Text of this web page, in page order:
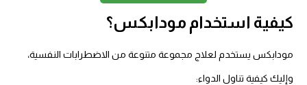
كيفية استخدام مودابكس؟
مودابكس يستخدم لعلاج مجموعة متنوعة من الاضطرابات النفسية،
وإليك كيفية تناول الدواء: